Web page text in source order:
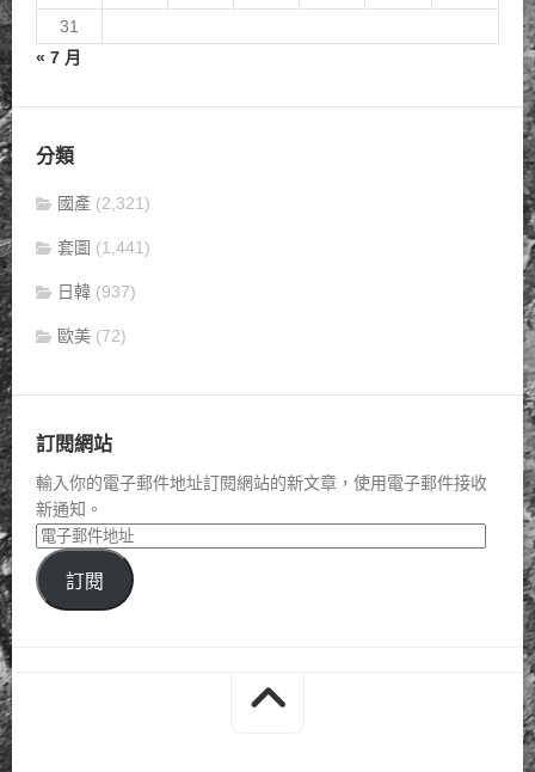
31
« 7 月
分類
國產 (2,321)
套圖 (1,441)
日韓 (937)
歐美 (72)
訂閱網站
輸入你的電子郵件地址訂閱網站的新文章，使用電子郵件接收
新通知。
訂閱